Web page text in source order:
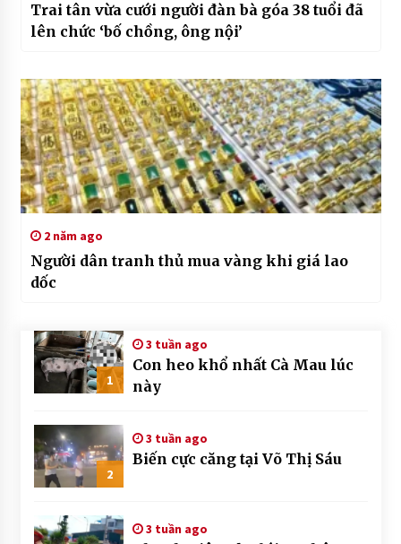
Trai tân vừa cưới người đàn bà góa 38 tuổi đã
lên chức ‘bố chồng, ông nội’
2 năm ago
Người dân tranh thủ mua vàng khi giá lao
dốc
1
3 tuần ago
Con heo khổ nhất Cà Mau lúc
này
2
3 tuần ago
Biến cực căng tại Võ Thị Sáu
3 tuần ago